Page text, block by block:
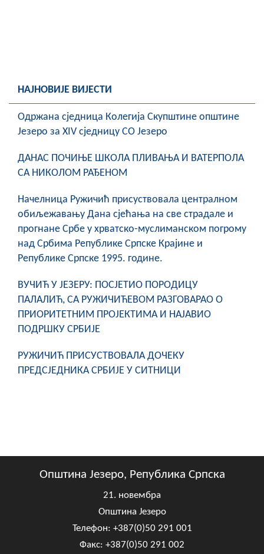
НАЈНОВИЈЕ ВИЈЕСТИ
Oдржана сједница Колегија Скупштине општине
Језеро за XIV сједницу СО Језеро
ДАНАС ПОЧИЊЕ ШКОЛА ПЛИВАЊА И ВАТЕРПОЛА
СА НИКОЛОМ РАЂЕНОМ
Начелница Ружичић присуствовала централном
обиљежавању Дана сјећања на све страдале и
прогнане Србе у хрватско-муслиманском погрому
над Србима Републике Српске Крајине и
Републике Српске 1995. године.
ВУЧИЋ У ЈЕЗЕРУ: ПОСЈЕТИО ПОРОДИЦУ
ПАЛАЛИЋ, СА РУЖИЧИЋЕВОМ РАЗГОВАРАО О
ПРИОРИТЕТНИМ ПРОЈЕКТИМА И НАЈАВИО
ПОДРШКУ СРБИЈЕ
РУЖИЧИЋ ПРИСУСТВОВАЛА ДОЧЕКУ
ПРЕДСЈЕДНИКА СРБИЈЕ У СИТНИЦИ
Општина Језеро, Република Српска
21. новембра
Општина Језеро
Телефон: +387(0)50 291 001
Факс: +387(0)50 291 002